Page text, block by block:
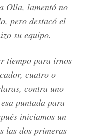
Olla, lamentó no
pero destacó el
su equipo.
tiempo para irnos
cuatro o
contra uno
puntada para
iniciamos un
las dos primeras